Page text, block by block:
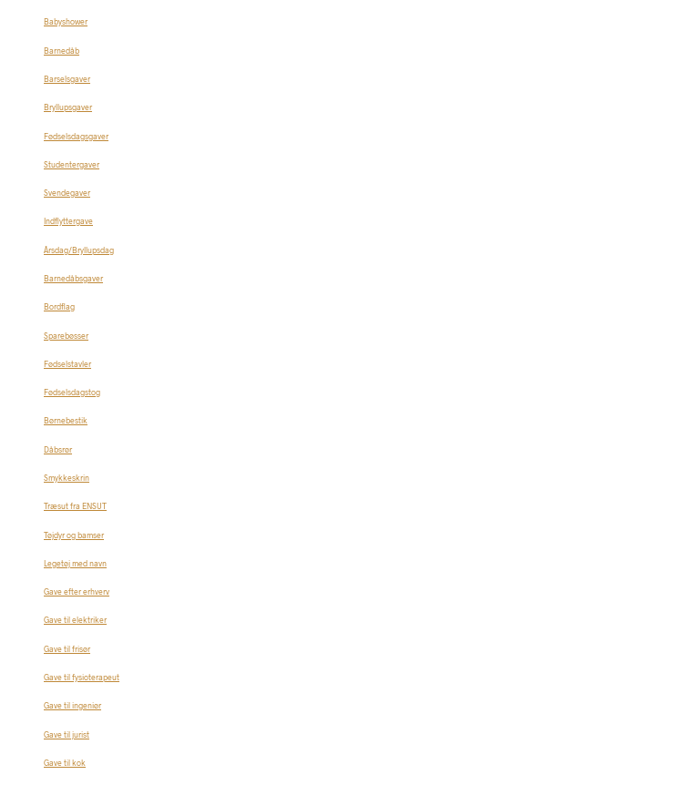
Babyshower
Barnedåb
Barselsgaver
Bryllupsgaver
Fødselsdagsgaver
Studentergaver
Svendegaver
Indflyttergave
Årsdag/Bryllupsdag
Barnedåbsgaver
Bordflag
Sparebøsser
Fødselstavler
Fødselsdagstog
Børnebestik
Dåbsrør
Smykkeskrin
Træsut fra ENSUT
Tøjdyr og bamser
Legetøj med navn
Gave efter erhverv
Gave til elektriker
Gave til frisør
Gave til fysioterapeut
Gave til ingeniør
Gave til jurist
Gave til kok